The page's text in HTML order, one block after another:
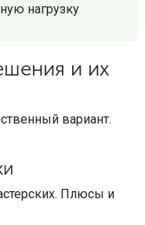
нагрузку
и их
вариант.
Плюсы и